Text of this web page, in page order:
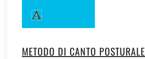
METODO DI CANTO POSTURALE